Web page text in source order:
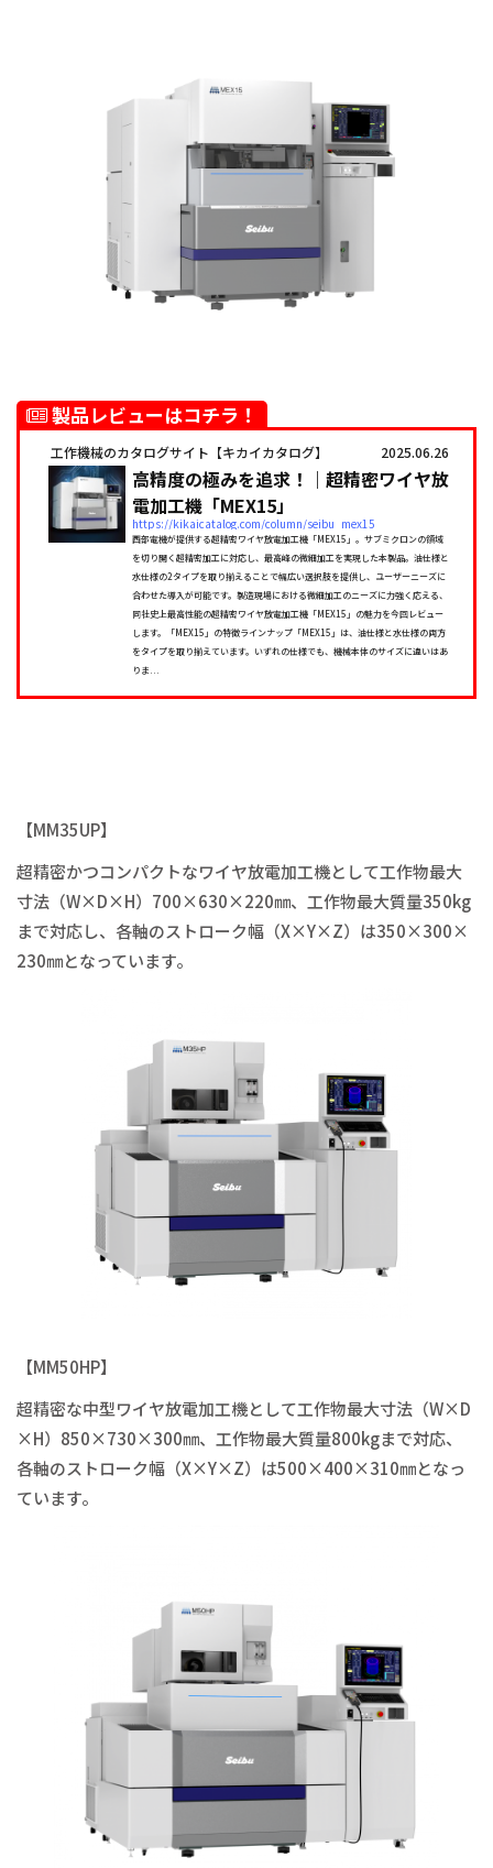
製品レビューはコチラ！
工作機械のカタログサイト【キカイカタログ】 2025.06.26
高精度の極みを追求！｜超精密ワイヤ放
電加工機「MEX15」
https://kikaicatalog.com/column/seibu_mex15
西部電機が提供する超精密ワイヤ放電加工機「MEX15」。サブミクロンの領域
を切り開く超精密加工に対応し、最高峰の微細加工を実現した本製品。油仕様と
水仕様の2タイプを取り揃えることで幅広い選択肢を提供し、ユーザーニーズに
合わせた導入が可能です。製造現場における微細加工のニーズに力強く応える、
同社史上最高性能の超精密ワイヤ放電加工機「MEX15」の魅力を今回レビュー
します。「MEX15」の特徴ラインナップ「MEX15」は、油仕様と水仕様の両方
をタイプを取り揃えています。いずれの仕様でも、機械本体のサイズに違いはあ
りま...
【MM35UP】
超精密かつコンパクトなワイヤ放電加工機として工作物最大
寸法（W×D×H）700×630×220㎜、工作物最大質量350kg
まで対応し、各軸のストローク幅（X×Y×Z）は350×300×
230㎜となっています。
【MM50HP】
超精密な中型ワイヤ放電加工機として工作物最大寸法（W×D
×H）850×730×300㎜、工作物最大質量800kgまで対応、
各軸のストローク幅（X×Y×Z）は500×400×310㎜となっ
ています。